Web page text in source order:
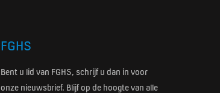
FGHS
Bent u lid van FGHS, schrijf u dan in voor
onze nieuwsbrief. Blijf op de hoogte van alle